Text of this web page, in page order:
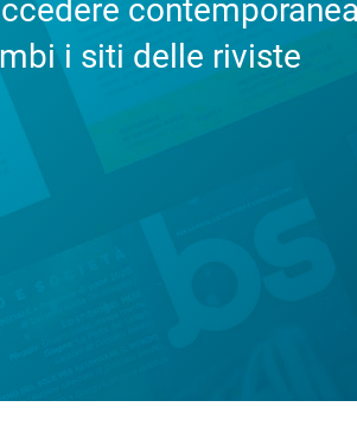
i siti delle riviste